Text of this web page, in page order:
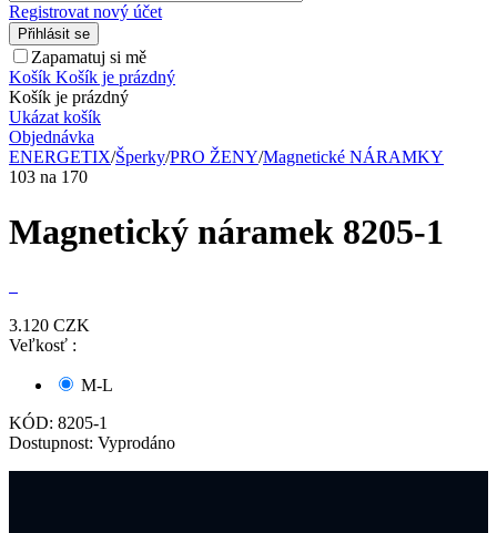
Registrovat nový účet
Přihlásit se
Zapamatuj si mě
Košík Košík je prázdný
Košík je prázdný
Ukázat košík
Objednávka
ENERGETIX/Šperky/PRO ŽENY/Magnetické NÁRAMKY
103 na 170
Magnetický náramek 8205-1
3.120 CZK
Veľkosť :
M-L
KÓD: 8205-1
Dostupnost: Vyprodáno